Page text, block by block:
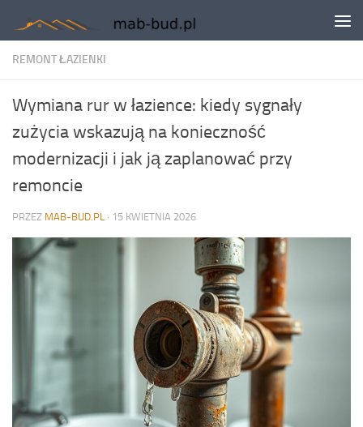
Skip to content
REMONT ŁAZIENKI
Wymiana rur w łazience: kiedy sygnały
zużycia wskazują na konieczność
modernizacji i jak ją zaplanować przy
remoncie
PRZEZ MAB-BUD.PL · 15 KWIETNIA 2026